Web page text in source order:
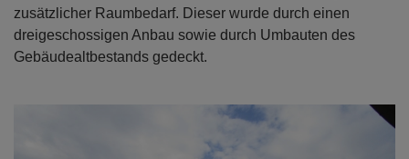
zusätzlicher Raumbedarf. Dieser wurde durch einen
dreigeschossigen Anbau sowie durch Umbauten des
Gebäudealtbestands gedeckt.